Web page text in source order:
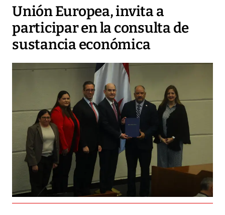
Unión Europea, invita a
participar en la consulta de
sustancia económica